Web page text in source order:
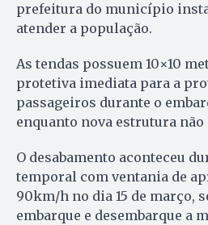
prefeitura do município
atender a população.
As tendas possuem 10×10
protetiva imediata para a
passageiros durante o
enquanto nova estrutura
O desabamento aconteceu
temporal com ventania de
90km/h no dia 15 de março,
embarque e desembarque a